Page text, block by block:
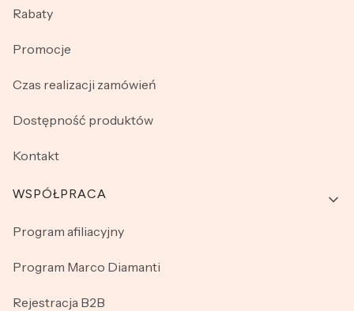
Rabaty
Promocje
Czas realizacji zamówień
Dostępność produktów
Kontakt
WSPÓŁPRACA
Program afiliacyjny
Program Marco Diamanti
Rejestracja B2B